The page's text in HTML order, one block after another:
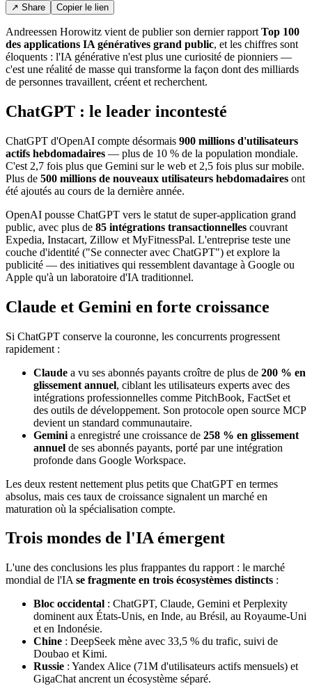
↗ Share Copier le lien
Andreessen Horowitz vient de publier son dernier rapport Top 100
des applications IA génératives grand public, et les chiffres sont
éloquents : l'IA générative n'est plus une curiosité de pionniers —
c'est une réalité de masse qui transforme la façon dont des milliards
de personnes travaillent, créent et recherchent.
ChatGPT : le leader incontesté
ChatGPT d'OpenAI compte désormais 900 millions d'utilisateurs
actifs hebdomadaires — plus de 10 % de la population mondiale.
C'est 2,7 fois plus que Gemini sur le web et 2,5 fois plus sur mobile.
Plus de 500 millions de nouveaux utilisateurs hebdomadaires ont
été ajoutés au cours de la dernière année.
OpenAI pousse ChatGPT vers le statut de super-application grand
public, avec plus de 85 intégrations transactionnelles couvrant
Expedia, Instacart, Zillow et MyFitnessPal. L'entreprise teste une
couche d'identité ("Se connecter avec ChatGPT") et explore la
publicité — des initiatives qui ressemblent davantage à Google ou
Apple qu'à un laboratoire d'IA traditionnel.
Claude et Gemini en forte croissance
Si ChatGPT conserve la couronne, les concurrents progressent
rapidement :
Claude a vu ses abonnés payants croître de plus de 200 % en
glissement annuel, ciblant les utilisateurs experts avec des
intégrations professionnelles comme PitchBook, FactSet et
des outils de développement. Son protocole open source MCP
devient un standard communautaire.
Gemini a enregistré une croissance de 258 % en glissement
annuel de ses abonnés payants, porté par une intégration
profonde dans Google Workspace.
Les deux restent nettement plus petits que ChatGPT en termes
absolus, mais ces taux de croissance signalent un marché en
maturation où la spécialisation compte.
Trois mondes de l'IA émergent
L'une des conclusions les plus frappantes du rapport : le marché
mondial de l'IA se fragmente en trois écosystèmes distincts :
Bloc occidental : ChatGPT, Claude, Gemini et Perplexity
dominent aux États-Unis, en Inde, au Brésil, au Royaume-Uni
et en Indonésie.
Chine : DeepSeek mène avec 33,5 % du trafic, suivi de
Doubao et Kimi.
Russie : Yandex Alice (71M d'utilisateurs actifs mensuels) et
GigaChat ancrent un écosystème séparé.